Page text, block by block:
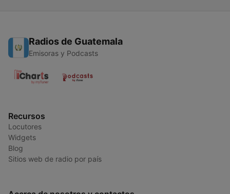
Radios de Guatemala
Emisoras y Podcasts
Recursos
Locutores
Widgets
Blog
Sitios web de radio por país